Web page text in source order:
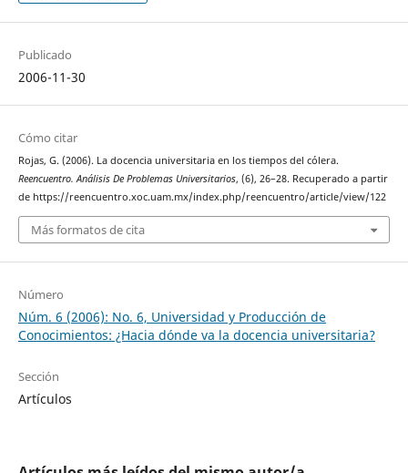
Publicado
2006-11-30
Cómo citar
Rojas, G. (2006). La docencia universitaria en los tiempos del cólera.
Reencuentro. Análisis De Problemas Universitarios, (6), 26–28. Recuperado a partir
de https://reencuentro.xoc.uam.mx/index.php/reencuentro/article/view/122
Más formatos de cita
Número
Núm. 6 (2006): No. 6, Universidad y Producción de
Conocimientos: ¿Hacia dónde va la docencia universitaria?
Sección
Artículos